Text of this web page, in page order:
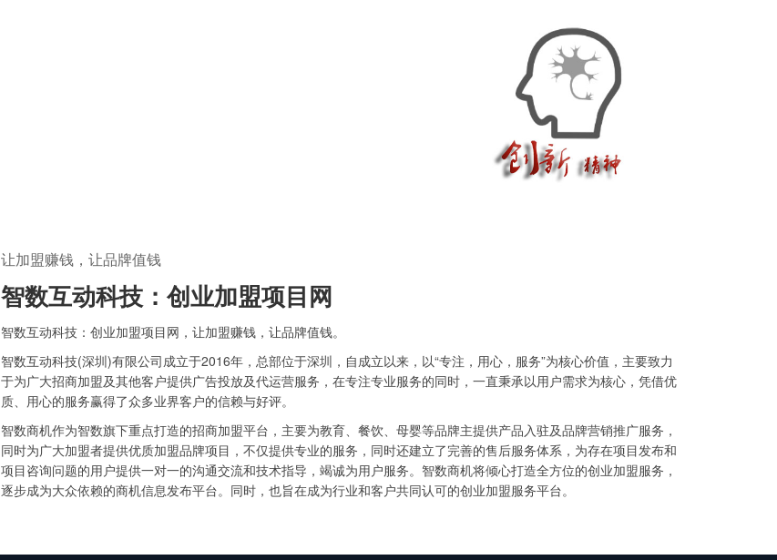
让加盟赚钱，让品牌值钱
智数互动科技：创业加盟项目网
智数互动科技：创业加盟项目网，让加盟赚钱，让品牌值钱。
智数互动科技(深圳)有限公司成立于2016年，总部位于深圳，自成立以来，以“专注，用心，服务”为核心价值，主要致力
于为广大招商加盟及其他客户提供广告投放及代运营服务，在专注专业服务的同时，一直秉承以用户需求为核心，凭借优
质、用心的服务赢得了众多业界客户的信赖与好评。
智数商机作为智数旗下重点打造的招商加盟平台，主要为教育、餐饮、母婴等品牌主提供产品入驻及品牌营销推广服务，
同时为广大加盟者提供优质加盟品牌项目，不仅提供专业的服务，同时还建立了完善的售后服务体系，为存在项目发布和
项目咨询问题的用户提供一对一的沟通交流和技术指导，竭诚为用户服务。智数商机将倾心打造全方位的创业加盟服务，
逐步成为大众依赖的商机信息发布平台。同时，也旨在成为行业和客户共同认可的创业加盟服务平台。